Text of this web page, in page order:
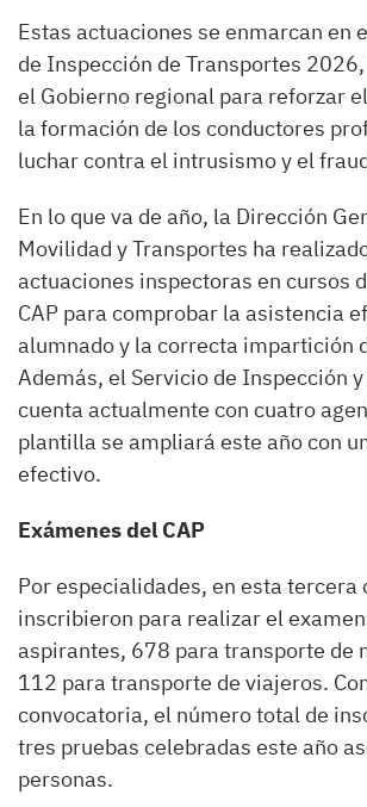
Estas actuaciones se enmarcan en
de Inspección de Transportes
el Gobierno regional para reforzar
la formación de los conductores
luchar contra el intrusismo y el
En lo que va de año, la Dirección
Movilidad y Transportes ha
actuaciones inspectoras en cursos
CAP para comprobar la asistencia
alumnado y la correcta impartición
Además, el Servicio de Inspección
cuenta actualmente con cuatro
plantilla se ampliará este año con
efectivo.
Exámenes del CAP
Por especialidades, en esta tercera
inscribieron para realizar el
aspirantes, 678 para transporte de
112 para transporte de viajeros.
convocatoria, el número total de
tres pruebas celebradas este año
personas.